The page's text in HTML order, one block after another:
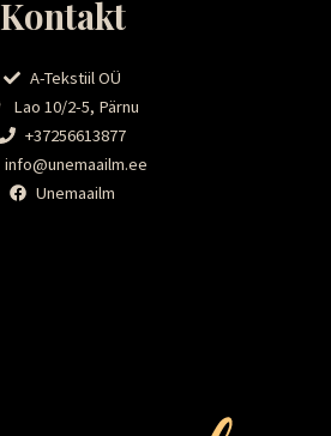
Kontakt
A-Tekstiil OÜ
Lao 10/2-5, Pärnu
+37256613877
info@unemaailm.ee
Unemaailm